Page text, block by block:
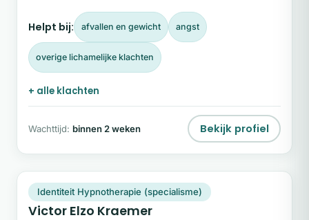
op mentaal, emotioneel en fysiek niveau, zodat we
niet alleen praten over klachten, maar ze ook
daadwerkelijk doorvoelen en verwerken.
Helpt bij: afvallen en gewicht angst
overige lichamelijke klachten
+ alle klachten
Wachttijd: binnen 2 weken Bekijk profiel
VE
Snel beschikbaar
Identiteit Hypnotherapie (specialisme)
Victor Elzo Kraemer